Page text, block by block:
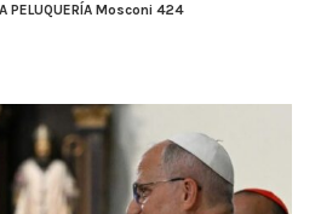
PELUQUERÍA Mosconi 424